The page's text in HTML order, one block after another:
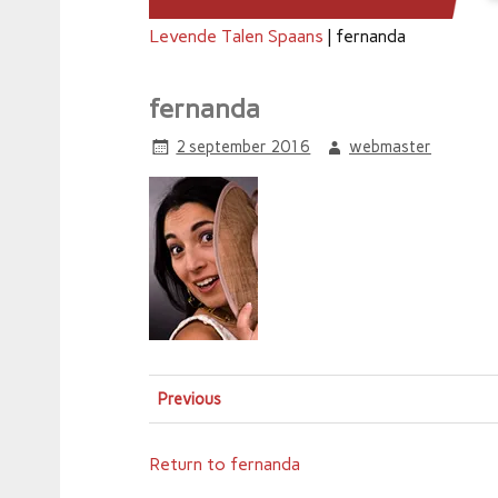
Levende Talen Spaans | fernanda
fernanda
2 september 2016 webmaster
Previous
Return to fernanda